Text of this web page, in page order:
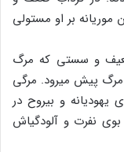
بر او مستولی
و سستی که مرگ
مرگ پیش می‏رود. مرگی
و بی‏روح در
بوی نفرت و آلودگی‏اش